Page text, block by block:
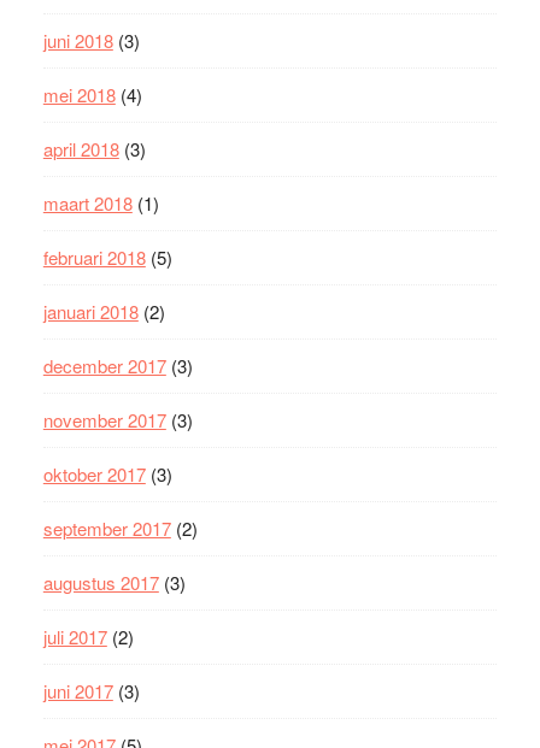
juni 2018(3)
mei 2018(4)
april 2018(3)
maart 2018(1)
februari 2018(5)
januari 2018(2)
december 2017(3)
november 2017(3)
oktober 2017(3)
september 2017(2)
augustus 2017(3)
juli 2017(2)
juni 2017(3)